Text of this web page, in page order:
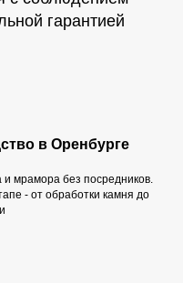
гарантией
в Оренбурге
и мрамора без посредников.
- от обработки камня до